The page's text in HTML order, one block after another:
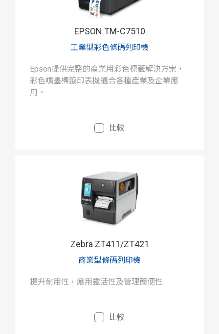
EPSON TM-C7510
工業型彩色條碼列印機
Epson提供完整的產業用彩色標籤解決方案，
彩色噴墨標籤印表機適合各種產業及企業應
用。
比較
Zebra ZT411/ZT421
商業型條碼列印機
提升耐用性，應用靈活性及管理簡便性
比較